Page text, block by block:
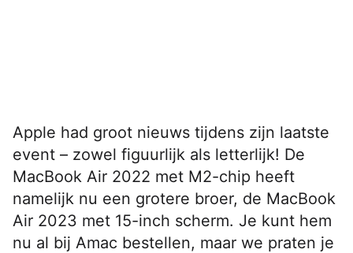
Apple had groot nieuws tijdens zijn laatste
event – zowel figuurlijk als letterlijk! De
MacBook Air 2022 met M2-chip heeft
namelijk nu een grotere broer, de MacBook
Air 2023 met 15-inch scherm. Je kunt hem
nu al bij Amac bestellen, maar we praten je